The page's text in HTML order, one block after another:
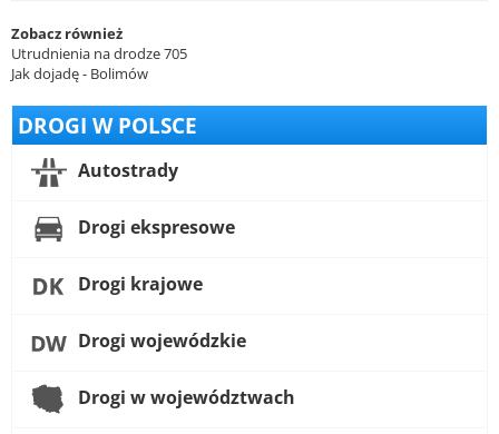
Zobacz również
Utrudnienia na drodze 705
Jak dojadę - Bolimów
DROGI W POLSCE
Autostrady
Drogi ekspresowe
Drogi krajowe
Drogi wojewódzkie
Drogi w województwach